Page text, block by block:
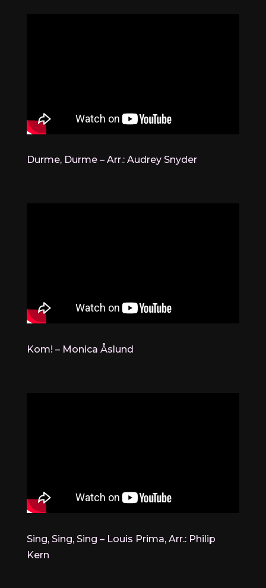
Durme, Durme – Arr.: Audrey Snyder
Kom! – Monica Åslund
Sing, Sing, Sing – Louis Prima, Arr.: Philip
Kern